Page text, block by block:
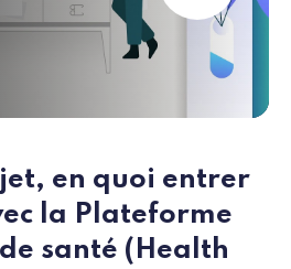
en quoi entrer
la Plateforme
santé (Health